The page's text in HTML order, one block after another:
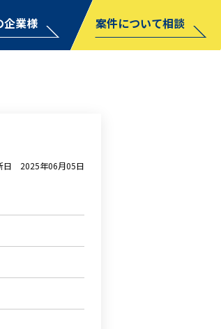
企業様 案件について相談
日 2025年06月05日